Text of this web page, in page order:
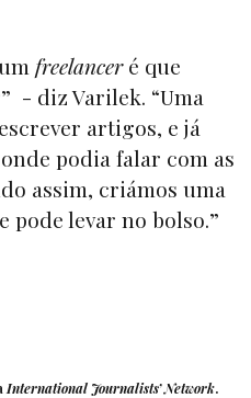
freelanceré que
- diz Varilek. “Uma
artigos, e já
podia falar com as
assim, criámos uma
pode levar no bolso.”
International Journalists’ Network.